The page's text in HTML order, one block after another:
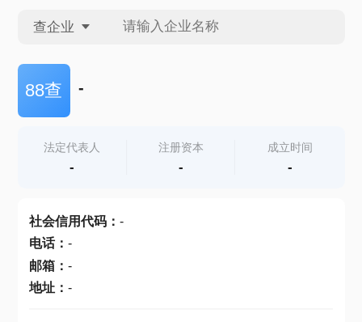
查企业
查企业
查产地
88查 -
法定代表人
-
注册资本
-
成立时间
-
社会信用代码： -
电话： -
邮箱： -
地址： -